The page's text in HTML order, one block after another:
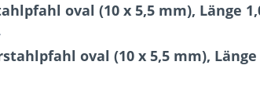
oval (10 x 5,5 mm), Länge
oval (10 x 5,5 mm),